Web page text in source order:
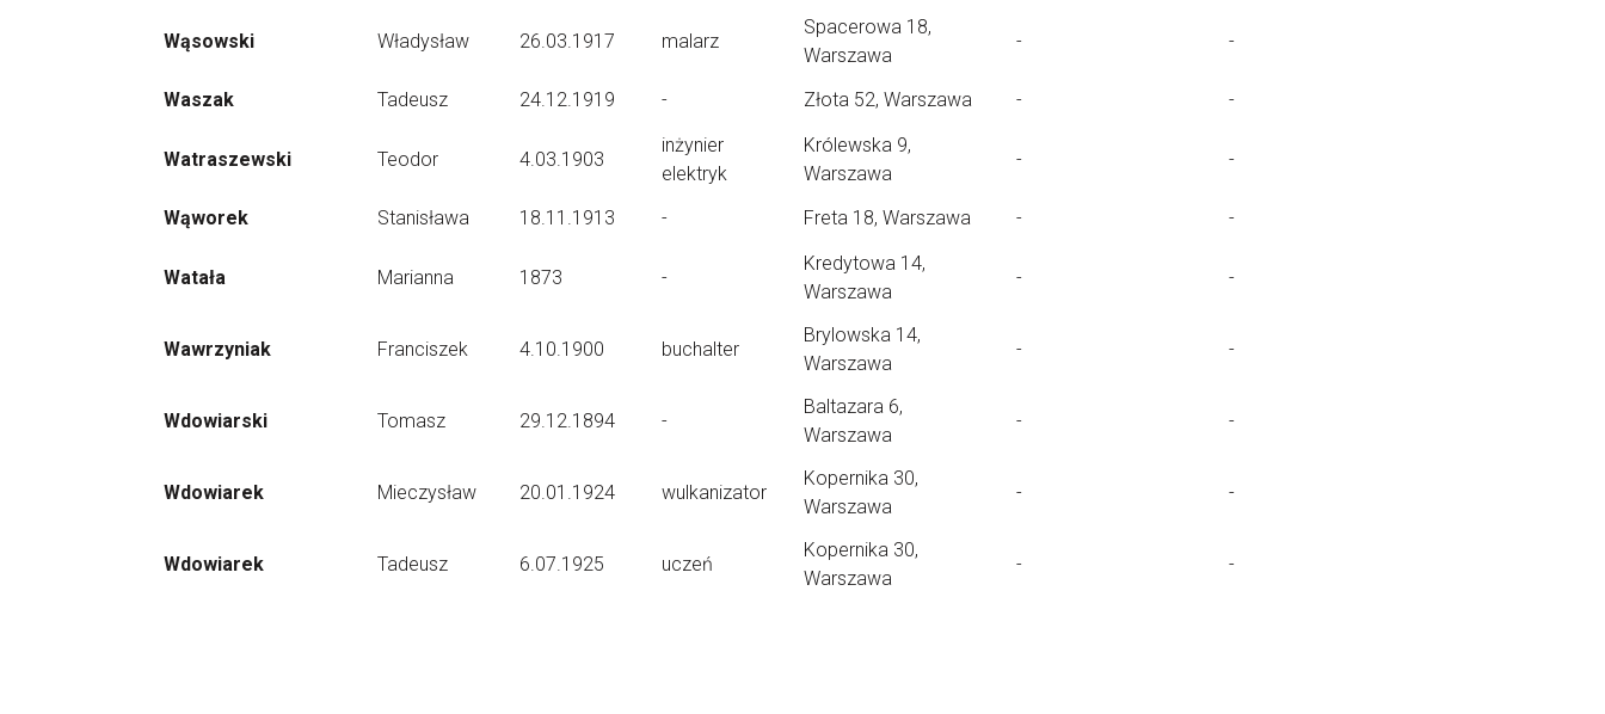
Wąsowski Władysław 26.03.1917 malarz
Spacerowa 18,
Warszawa
- -
Waszak Tadeusz 24.12.1919 - Złota 52, Warszawa - -
Watraszewski Teodor 4.03.1903
inżynier
elektryk
Królewska 9,
Warszawa
- -
Wąworek Stanisława 18.11.1913 - Freta 18, Warszawa - -
Watała Marianna 1873 -
Kredytowa 14,
Warszawa
- -
Wawrzyniak Franciszek 4.10.1900 buchalter
Brylowska 14,
Warszawa
- -
Wdowiarski Tomasz 29.12.1894 -
Baltazara 6,
Warszawa
- -
Wdowiarek Mieczysław 20.01.1924 wulkanizator
Kopernika 30,
Warszawa
- -
Wdowiarek Tadeusz 6.07.1925 uczeń
Kopernika 30,
Warszawa
- -